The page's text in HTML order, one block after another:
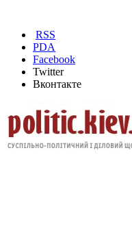
RSS
PDA
Facebook
Twitter
Вконтакте